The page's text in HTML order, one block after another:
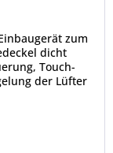
zum
dicht
Touch-
der Lüfter